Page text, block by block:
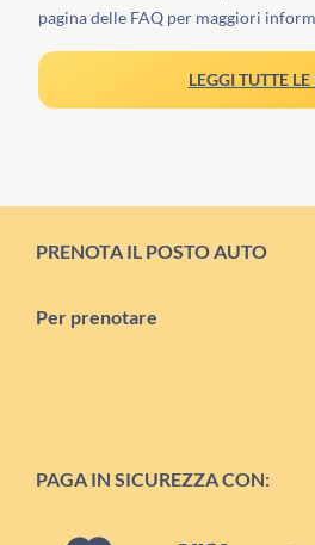
pagina delle FAQ per maggiori
LEGGI TUTTE
PRENOTA IL POSTO AUTO
Per prenotare
PAGA IN SICUREZZA CON: